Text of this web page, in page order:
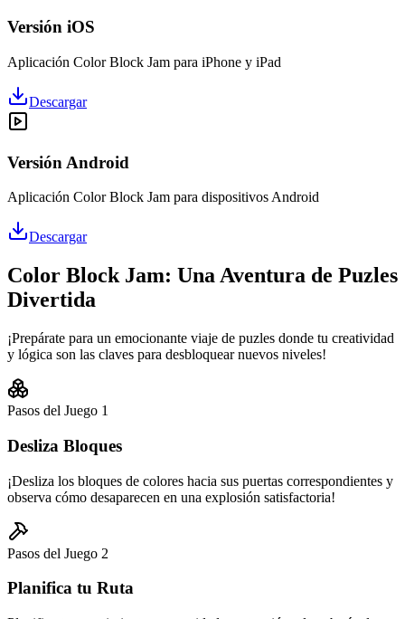
Versión iOS
Aplicación Color Block Jam para iPhone y iPad
Descargar
Versión Android
Aplicación Color Block Jam para dispositivos Android
Descargar
Color Block Jam: Una Aventura de Puzles
Divertida
¡Prepárate para un emocionante viaje de puzles donde tu creatividad
y lógica son las claves para desbloquear nuevos niveles!
Pasos del Juego 1
Desliza Bloques
¡Desliza los bloques de colores hacia sus puertas correspondientes y
observa cómo desaparecen en una explosión satisfactoria!
Pasos del Juego 2
Planifica tu Ruta